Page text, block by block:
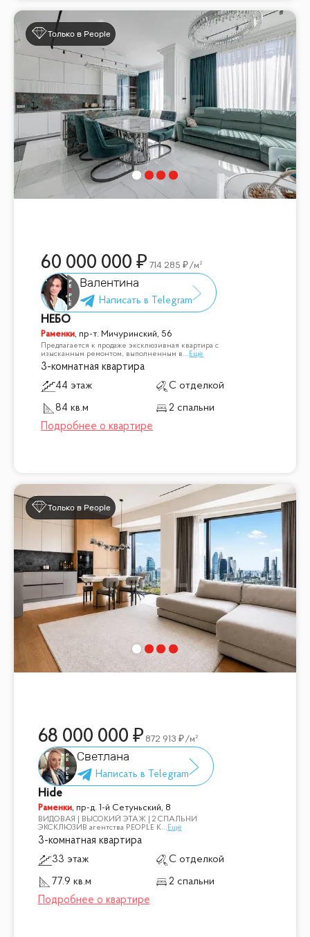
Только в People
60 000 000 714 285 /м²
Валентина
НЕБО
Раменки,пр-т. Мичуринский, 56
Предлагается к продаже эксклюзивная квартира с
изысканным ремонтом, выполненным в... Ещё
3-комнатная квартира
44 этаж
С отделкой
84 кв.м
2 спальни
Только в People
68 000 000 872 913 /м²
Светлана
Hide
Раменки, пр-д. 1-й Сетуньский, 8
ВИДОВАЯ | ВЫСОКИЙ ЭТАЖ | 2 СПАЛЬНИ
ЭКСКЛЮЗИВ агентства PEOPLE К... Ещё
3-комнатная квартира
33 этаж
С отделкой
77.9 кв.м
2 спальни